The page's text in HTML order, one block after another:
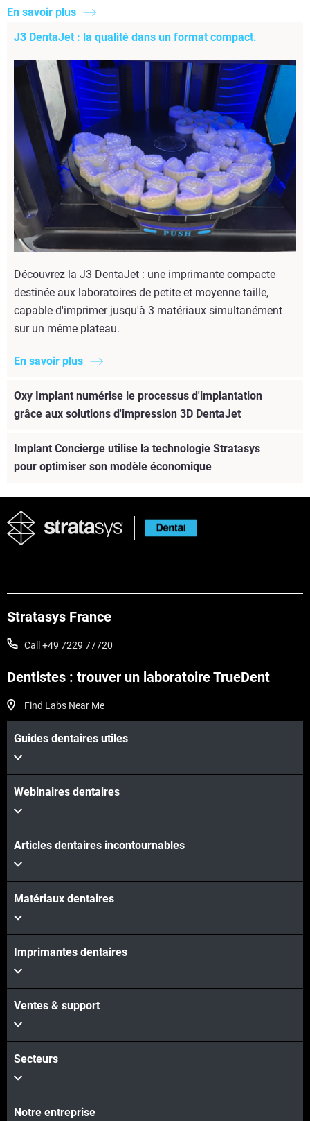
En savoir plus
J3 DentaJet : la qualité dans un format compact.
Découvrez la J3 DentaJet : une imprimante compacte
destinée aux laboratoires de petite et moyenne taille,
capable d'imprimer jusqu'à 3 matériaux simultanément
sur un même plateau.
En savoir plus
Oxy Implant numérise le processus d'implantation
grâce aux solutions d'impression 3D DentaJet
En savoir plus
Implant Concierge utilise la technologie Stratasys
pour optimiser son modèle économique
En savoir plus
Stratasys France
Call +49 7229 77720
Dentistes : trouver un laboratoire TrueDent
Find Labs Near Me
Guides dentaires utiles
Webinaires dentaires
Articles dentaires incontournables
Matériaux dentaires
Imprimantes dentaires
Ventes & support
Secteurs
Notre entreprise